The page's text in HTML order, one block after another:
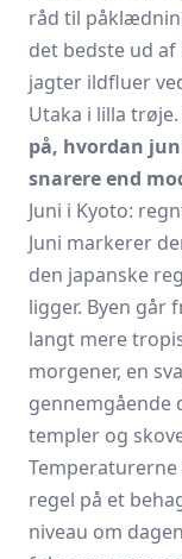
råd til
det bedste ud
jagter ildfluer
Utaka i lilla trøje.
på, hvordan
snarere end
Juni i Kyoto:
Juni markerer
den japanske
ligger. Byen går
langt mere
morgener, en
templer og
regel på et
niveau om